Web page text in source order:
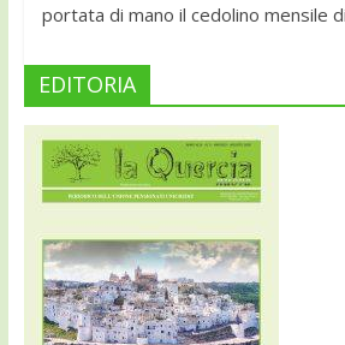
portata di mano il cedolino mensile
EDITORIA